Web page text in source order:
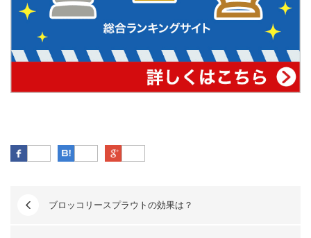
Facebook はてなブックマーク
ブロッコリースプラウトの効果は？